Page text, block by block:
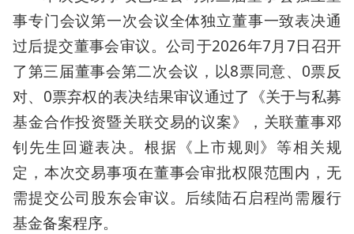
事专门会议第一次会议全体独立董事一致表决通
过后提交董事会审议。公司于2026年7月7日召开
了第三届董事会第二次会议，以8票同意、0票反
对、0票弃权的表决结果审议通过了《关于与私募
基金合作投资暨关联交易的议案》，关联董事邓
钊先生回避表决。根据《上市规则》等相关规
定，本次交易事项在董事会审批权限范围内，无
需提交公司股东会审议。后续陆石启程尚需履行
基金备案程序。